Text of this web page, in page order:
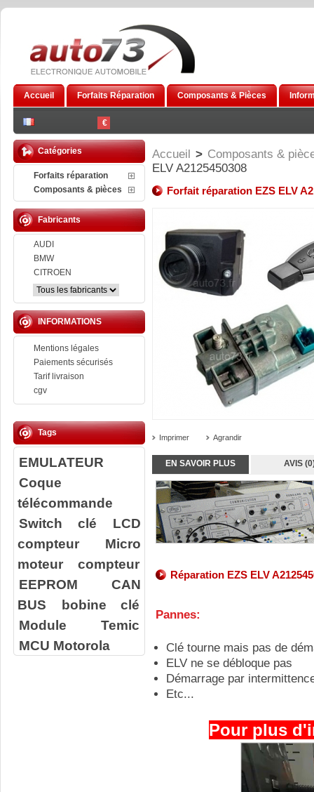
€
Accueil Forfaits Réparation Composants & Pièces
Catégories
Forfaits réparation
Composants & pièces
Fabricants
AUDI
BMW
CITROEN
INFORMATIONS
Mentions légales
Paiements sécurisés
Tarif livraison
cgv
Tags
EMULATEUR
Coque
télécommande
Switch clé
LCD
compteur
Micro
moteur compteur
EEPROM
CAN
BUS
bobine clé
Module Temic
MCU Motorola
Accueil > Composants &
ELV A2125450308
Forfait réparation EZS ELV
Imprimer Agrandir
EN SAVOIR PLUS AVIS
Réparation EZS ELV
Pannes:
Clé tourne mais pas de
ELV ne se débloque pas
Démarrage par
Etc...
Pour plus